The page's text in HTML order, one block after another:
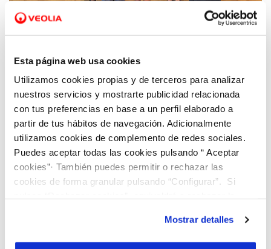
Esta página web usa cookies
Utilizamos cookies propias y de terceros para analizar
nuestros servicios y mostrarte publicidad relacionada
con tus preferencias en base a un perfil elaborado a
partir de tus hábitos de navegación. Adicionalmente
utilizamos cookies de complemento de redes sociales.
Puedes aceptar todas las cookies pulsando “ Aceptar
cookies”· También puedes permitir o rechazar las
cookies de forma granular pulsando “Configurar”. Si
son indispensables para que el sitio web funcione y que
por tanto no se pueden desactivar. Puedes consultar
Mostrar detalles
12 JUN 2024
El Colegio Luis Vives recibe el premio al